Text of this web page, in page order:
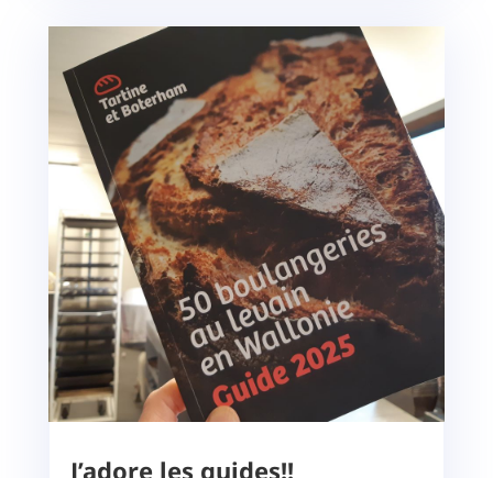
J’adore les guides!!